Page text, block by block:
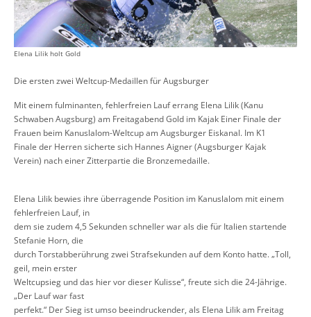
Elena Lilik holt Gold
Die ersten zwei Weltcup-Medaillen für Augsburger
Mit einem fulminanten, fehlerfreien Lauf errang Elena Lilik(Kanu
Schwaben Augsburg) am FreitagabendGold im Kajak Einer Finale der
Frauen beim Kanuslalom-Weltcup am Augsburger Eiskanal. Im K1
Finale der Herren sicherte sich Hannes Aigner(Augsburger Kajak
Verein) nach einer Zitterpartie die Bronzemedaille.
Elena Lilik bewies ihre überragende Position im Kanuslalom mit einem
fehlerfreien Lauf, in
dem sie zudem 4,5 Sekunden schneller war als die für Italien startende
Stefanie Horn, die
durch Torstabberührung zwei Strafsekunden auf dem Konto hatte.„Toll,
geil, mein erster
Weltcupsieg und das hier vor dieser Kulisse“, freute sich die 24-Jährige.
„Der Lauf war fast
perfekt.“ Der Sieg ist umso beeindruckender, als Elena Lilik am Freitag